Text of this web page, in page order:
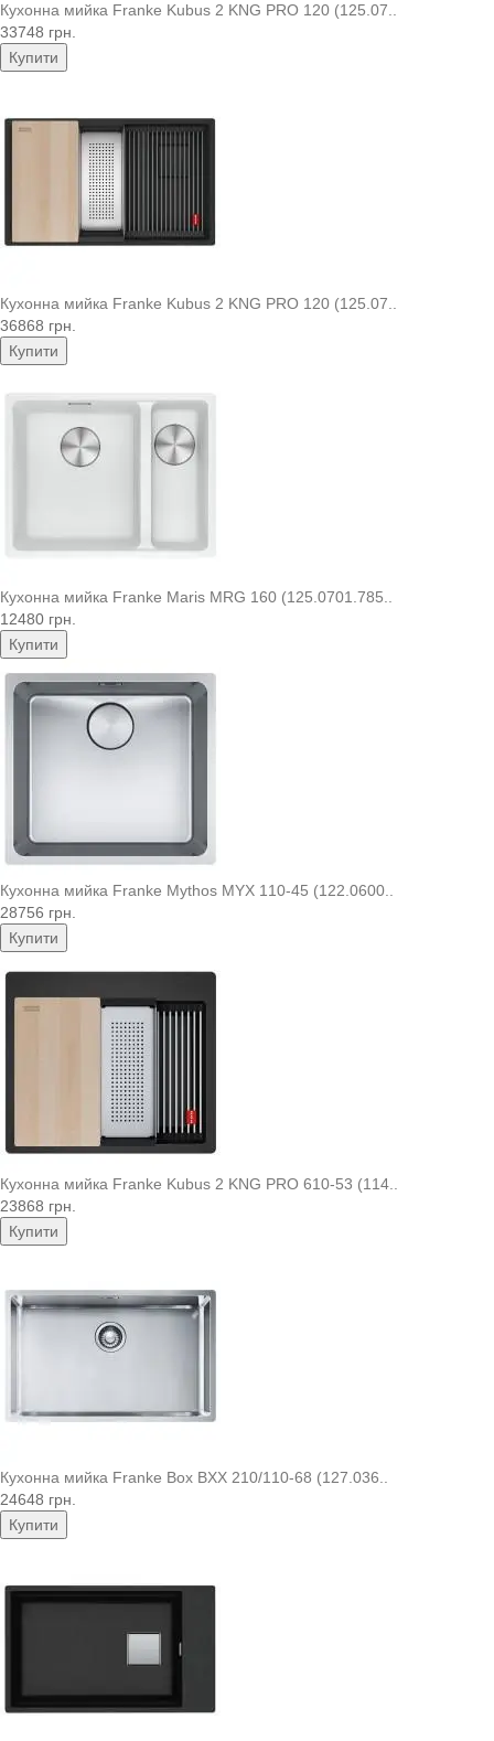
Кухонна мийка Franke Kubus 2 KNG PRO 120 (125.07..
33748 грн.
Купити
Кухонна мийка Franke Kubus 2 KNG PRO 120 (125.07..
36868 грн.
Купити
Кухонна мийка Franke Maris MRG 160 (125.0701.785..
12480 грн.
Купити
Кухонна мийка Franke Mythos MYX 110-45 (122.0600..
28756 грн.
Купити
Кухонна мийка Franke Kubus 2 KNG PRO 610-53 (114..
23868 грн.
Купити
Кухонна мийка Franke Box BXX 210/110-68 (127.036..
24648 грн.
Купити